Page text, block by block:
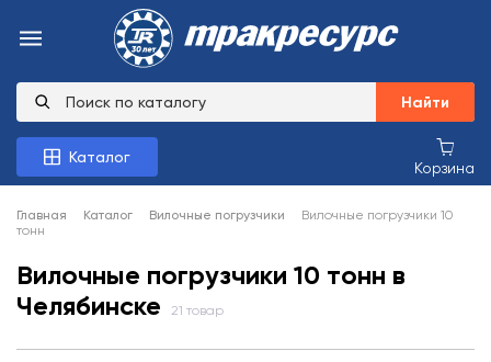
Найти
Каталог
Корзина
Главная Каталог Вилочные погрузчики
Вилочные погрузчики 10
тонн
Вилочные погрузчики 10 тонн в
Челябинске
21 товар